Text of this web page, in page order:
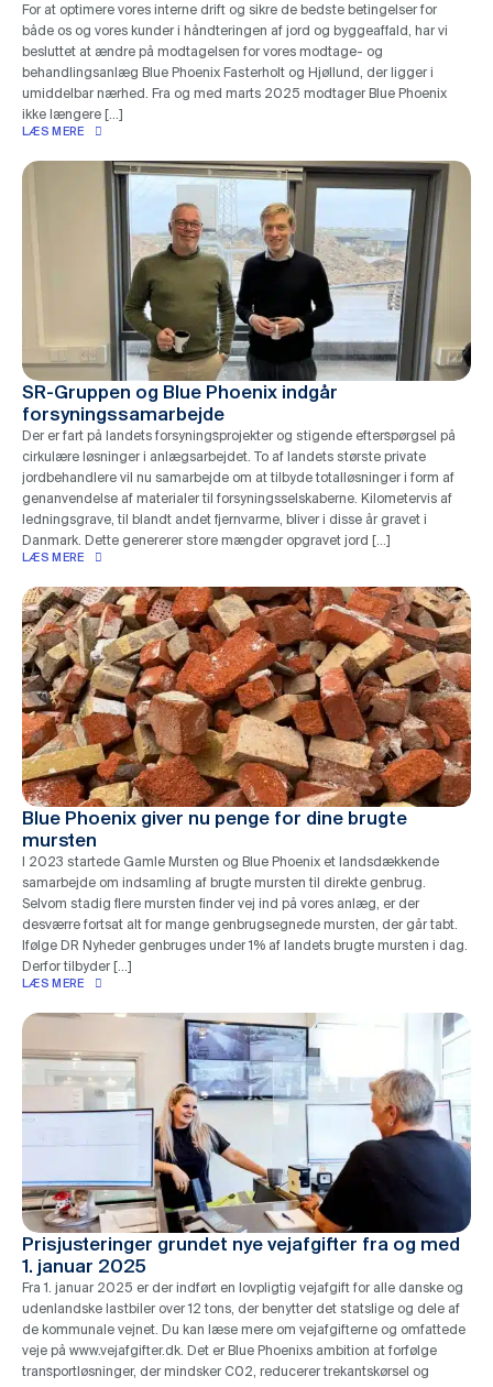
For at optimere vores interne drift og sikre de bedste betingelser for
både os og vores kunder i håndteringen af jord og byggeaffald, har vi
besluttet at ændre på modtagelsen for vores modtage- og
behandlingsanlæg Blue Phoenix Fasterholt og Hjøllund, der ligger i
umiddelbar nærhed. Fra og med marts 2025 modtager Blue Phoenix
ikke længere […]
LÆS MERE
SR-Gruppen og Blue Phoenix indgår
forsyningssamarbejde
Der er fart på landets forsyningsprojekter og stigende efterspørgsel på
cirkulære løsninger i anlægsarbejdet. To af landets største private
jordbehandlere vil nu samarbejde om at tilbyde totalløsninger i form af
genanvendelse af materialer til forsyningsselskaberne. Kilometervis af
ledningsgrave, til blandt andet fjernvarme, bliver i disse år gravet i
Danmark. Dette genererer store mængder opgravet jord […]
LÆS MERE
Blue Phoenix giver nu penge for dine brugte
mursten
I 2023 startede Gamle Mursten og Blue Phoenix et landsdækkende
samarbejde om indsamling af brugte mursten til direkte genbrug.
Selvom stadig flere mursten finder vej ind på vores anlæg, er der
desværre fortsat alt for mange genbrugsegnede mursten, der går tabt.
Ifølge DR Nyheder genbruges under 1% af landets brugte mursten i dag.
Derfor tilbyder […]
LÆS MERE
Prisjusteringer grundet nye vejafgifter fra og med
1. januar 2025
Fra 1. januar 2025 er der indført en lovpligtig vejafgift for alle danske og
udenlandske lastbiler over 12 tons, der benytter det statslige og dele af
de kommunale vejnet. Du kan læse mere om vejafgifterne og omfattede
veje på www.vejafgifter.dk. Det er Blue Phoenixs ambition at forfølge
transportløsninger, der mindsker C02, reducerer trekantskørsel og